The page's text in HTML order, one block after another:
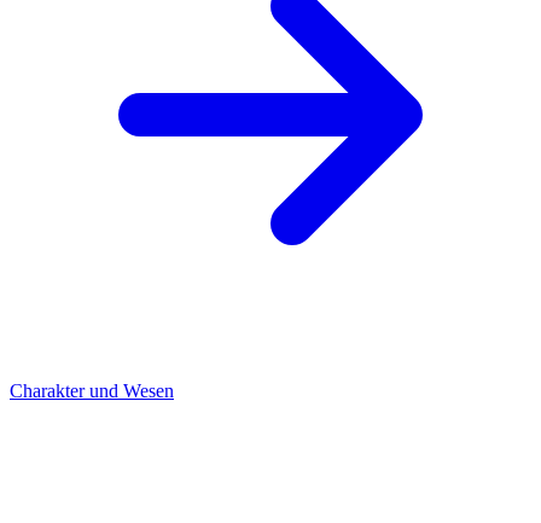
Charakter und Wesen